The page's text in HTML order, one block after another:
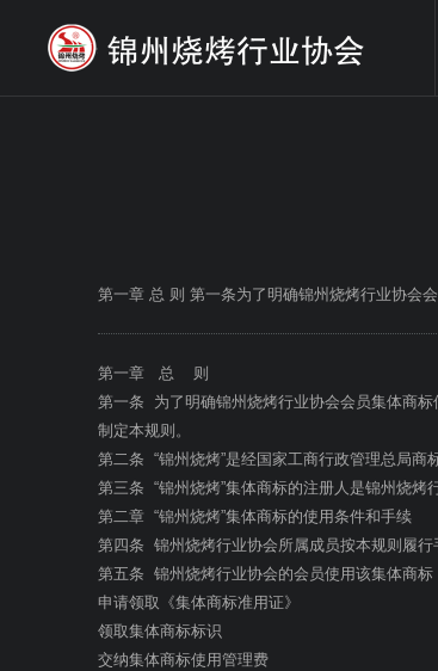
第一章 总 则 第一条为了明确锦州烧烤行业协会
第一章 总 则
第一条 为了明确锦州烧烤行业协会会员集体商
制定本规则。
第二条 “锦州烧烤”是经国家工商行政管理总局商
第三条 “锦州烧烤”集体商标的注册人是锦州烧烤
第二章 “锦州烧烤”集体商标的使用条件和手续
第四条 锦州烧烤行业协会所属成员按本规则履行
第五条 锦州烧烤行业协会的会员使用该集体商标
申请领取《集体商标准用证》
领取集体商标标识
交纳集体商标使用管理费